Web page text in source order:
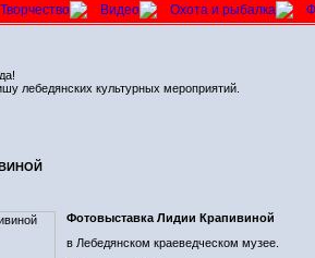
Творчество Видео Охота и рыбалка
лебедянских культурных мероприятий.
Фотовыставка Лидии Крапивиной
в Лебедянском краеведческом музее.